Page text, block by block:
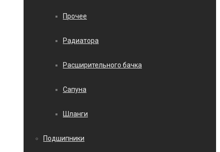
Прочее
Радиатора
Расширительного бачка
Сапуна
Шланги
Подшипники